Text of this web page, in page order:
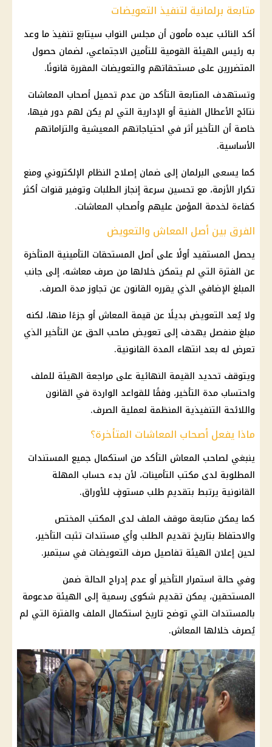
متابعة برلمانية لتنفيذ التعويضات
أكد النائب عبده مأمون أن مجلس النواب سيتابع تنفيذ ما وعد
به رئيس الهيئة القومية للتأمين الاجتماعي، لضمان حصول
المتضررين على مستحقاتهم والتعويضات المقررة قانونًا.
وتستهدف المتابعة التأكد من عدم تحميل أصحاب المعاشات
نتائج الأعطال الفنية أو الإدارية التي لم يكن لهم دور فيها،
خاصة أن التأخير أثر في احتياجاتهم المعيشية والتزاماتهم
الأساسية.
كما يسعى البرلمان إلى ضمان إصلاح النظام الإلكتروني ومنع
تكرار الأزمة، مع تحسين سرعة إنجاز الطلبات وتوفير قنوات أكثر
كفاءة لخدمة المؤمن عليهم وأصحاب المعاشات.
الفرق بين أصل المعاش والتعويض
يحصل المستفيد أولًا على أصل المستحقات التأمينية المتأخرة
عن الفترة التي لم يتمكن خلالها من صرف معاشه، إلى جانب
المبلغ الإضافي الذي يقرره القانون عن تجاوز مدة الصرف.
ولا يُعد التعويض بديلًا عن قيمة المعاش أو جزءًا منها، لكنه
مبلغ منفصل يهدف إلى تعويض صاحب الحق عن التأخير الذي
تعرض له بعد انتهاء المدة القانونية.
ويتوقف تحديد القيمة النهائية على مراجعة الهيئة للملف
واحتساب مدة التأخير، وفقًا للقواعد الواردة في القانون
واللائحة التنفيذية المنظمة لعملية الصرف.
ماذا يفعل أصحاب المعاشات المتأخرة؟
ينبغي لصاحب المعاش التأكد من استكمال جميع المستندات
المطلوبة لدى مكتب التأمينات، لأن بدء حساب المهلة
القانونية يرتبط بتقديم طلب مستوفٍ للأوراق.
كما يمكن متابعة موقف الملف لدى المكتب المختص
والاحتفاظ بتاريخ تقديم الطلب وأي مستندات تثبت التأخير،
لحين إعلان الهيئة تفاصيل صرف التعويضات في سبتمبر.
وفي حالة استمرار التأخير أو عدم إدراج الحالة ضمن
المستحقين، يمكن تقديم شكوى رسمية إلى الهيئة مدعومة
بالمستندات التي توضح تاريخ استكمال الملف والفترة التي لم
يُصرف خلالها المعاش.